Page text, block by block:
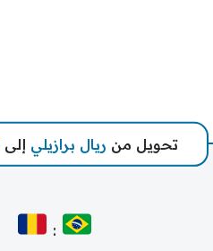
تحويل من ريال برازيلي إلى
: